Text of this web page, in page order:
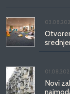
Novi